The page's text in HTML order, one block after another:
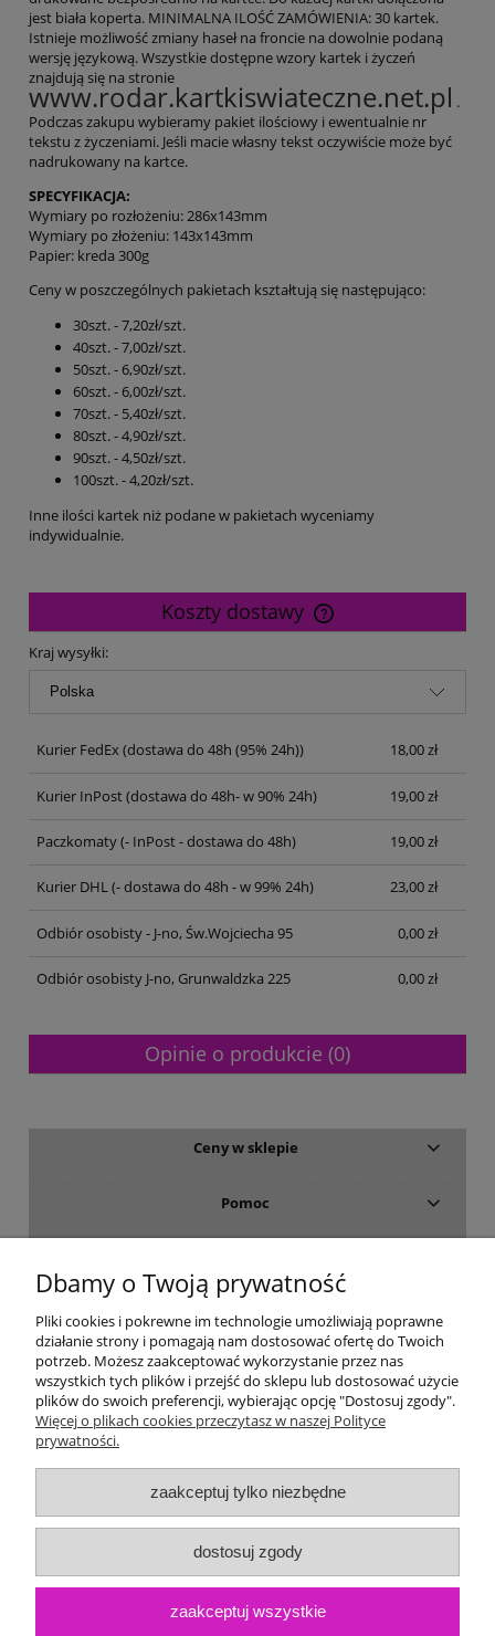
jest biała koperta. MINIMALNA ILOŚĆ ZAMÓWIENIA: 30 kartek.
Istnieje możliwość zmiany haseł na froncie na dowolnie podaną
wersję językową. Wszystkie dostępne wzory kartek i życzeń
znajdują się na stronie
www.rodar.kartkiswiateczne.net.pl .
Podczas zakupu wybieramy pakiet ilościowy i ewentualnie nr
tekstu z życzeniami. Jeśli macie własny tekst oczywiście może być
nadrukowany na kartce.
SPECYFIKACJA:
Wymiary po rozłożeniu: 286x143mm
Wymiary po złożeniu: 143x143mm
Papier: kreda 300g
Ceny w poszczególnych pakietach kształtują się następująco:
30szt. - 7,20zł/szt.
40szt. - 7,00zł/szt.
50szt. - 6,90zł/szt.
60szt. - 6,00zł/szt.
70szt. - 5,40zł/szt.
80szt. - 4,90zł/szt.
90szt. - 4,50zł/szt.
100szt. - 4,20zł/szt.
Inne ilości kartek niż podane w pakietach wyceniamy
indywidualnie.
Koszty dostawy
Cena nie zawiera ewentualnych kosztów płatności
Kraj wysyłki:
Kurier FedEx(dostawa do 48h (95% 24h)) 18,00 zł
Kurier InPost(dostawa do 48h- w 90% 24h) 19,00 zł
Paczkomaty(- InPost - dostawa do 48h) 19,00 zł
Kurier DHL(- dostawa do 48h - w 99% 24h) 23,00 zł
Odbiór osobisty - J-no, Św.Wojciecha 95 0,00 zł
Odbiór osobisty J-no, Grunwaldzka 225 0,00 zł
Opinie o produkcie (0)
Ceny w sklepie
Pomoc
Moje konto
Gwarancja i zwroty
O firmie
Dbamy o Twoją prywatność
Pliki cookies i pokrewne im technologie umożliwiają poprawne
działanie strony i pomagają nam dostosować ofertę do Twoich
potrzeb. Możesz zaakceptować wykorzystanie przez nas
wszystkich tych plików i przejść do sklepu lub dostosować użycie
plików do swoich preferencji, wybierając opcję "Dostosuj zgody".
Więcej o plikach cookies przeczytasz w naszej Polityce
prywatności.
zaakceptuj tylko niezbędne
dostosuj zgody
zaakceptuj wszystkie